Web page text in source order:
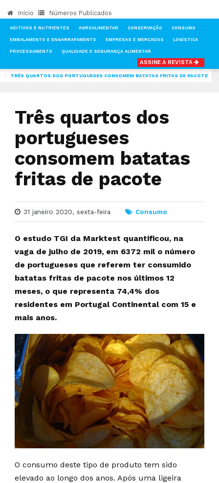
Início Números Publicados
ADITIVOS E NUTRIENTES AGROALIMENTAR CONSERVAÇÃO CONSUMO
EMBALAMENTO E ENGARRAFAMENTO EMPRESAS E MERCADOS LOGÍSTICA
PROCESSAMENTO QUALIDADE E SEGURANÇA ALIMENTAR
ASSINE A REVISTA
TRÊS QUARTOS DOS PORTUGUESES CONSOMEM BATATAS FRITAS DE PACOTE
Três quartos dos
portugueses
consomem batatas
fritas de pacote
31 janeiro 2020, sexta-feira Consumo
O estudo TGI da Marktest quantificou, na
vaga de julho de 2019, em 6372 mil o número
de portugueses que referem ter consumido
batatas fritas de pacote nos últimos 12
meses, o que representa 74,4% dos
residentes em Portugal Continental com 15 e
mais anos.
O consumo deste tipo de produto tem sido
elevado ao longo dos anos. Após uma ligeira